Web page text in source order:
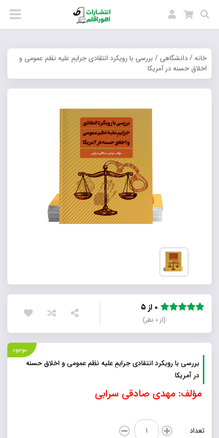
خانه/دانشگاهی / بررسی با رویکرد انتقادی جرایمِ علیه نظم عمومی و
اخلاق حسنه در آمریکا
(از ۰ نظر)
موجود
بررسی با رویکرد انتقادی جرایمِ علیه نظم عمومی و اخلاق حسنه
در آمریکا
مؤلف: مهدی صادقی سرابی
تعداد
بررسی
با